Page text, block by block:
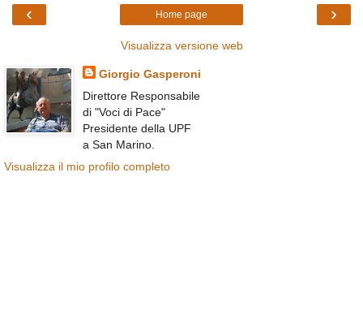
‹ ›
Home page
Visualizza versione web
Giorgio Gasperoni
Direttore Responsabile
di "Voci di Pace"
Presidente della UPF
a San Marino.
Visualizza il mio profilo completo